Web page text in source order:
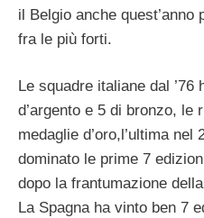
il Belgio anche quest’anno
fra le più forti.
Le squadre italiane dal ’76
d’argento e 5 di bronzo, le
medaglie d’oro,l’ultima
dominato le prime 7
dopo la frantumazione
La Spagna ha vinto ben 7